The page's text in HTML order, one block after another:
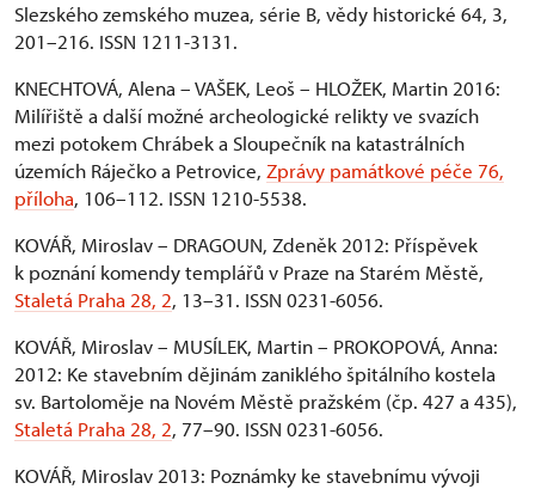
Slezského zemského muzea, série B, vědy historické 64, 3,
201–216. ISSN 1211-3131.
KNECHTOVÁ, Alena – VAŠEK, Leoš – HLOŽEK, Martin 2016:
Milířiště a další možné archeologické relikty ve svazích
mezi potokem Chrábek a Sloupečník na katastrálních
územích Ráječko a Petrovice, Zprávy památkové péče 76,
příloha, 106–112. ISSN 1210-5538.
KOVÁŘ, Miroslav – DRAGOUN, Zdeněk 2012: Příspěvek
k poznání komendy templářů v Praze na Starém Městě,
Staletá Praha 28, 2, 13–31. ISSN 0231-6056.
KOVÁŘ, Miroslav – MUSÍLEK, Martin – PROKOPOVÁ, Anna:
2012: Ke stavebním dějinám zaniklého špitálního kostela
sv. Bartoloměje na Novém Městě pražském (čp. 427 a 435),
Staletá Praha 28, 2, 77–90. ISSN 0231-6056.
KOVÁŘ, Miroslav 2013: Poznámky ke stavebnímu vývoji